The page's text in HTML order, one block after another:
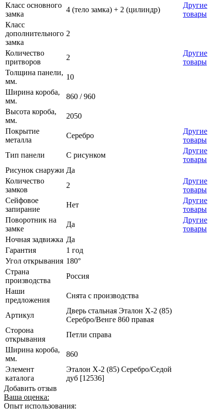
Класс основного
замка
4 (тело замка) + 2 (цилиндр)
Другие
товары
Класс
дополнительного
замка
2
Количество
притворов
2
Другие
товары
Толщина панели,
мм.
10
Ширина короба,
мм.
860 / 960
Высота короба,
мм.
2050
Покрытие
металла
Серебро
Другие
товары
Тип панели
С рисунком
Другие
товары
Рисунок снаружи Да
Количество
замков
2
Другие
товары
Сейфовое
запирание
Нет
Другие
товары
Поворотник на
замке
Да
Другие
товары
Ночная задвижка Да
Гарантия
1 год
Угол открывания 180°
Страна
производства
Россия
Наши
предложения
Снята с производства
Артикул
Дверь стальная Эталон Х-2 (85)
Серебро/Венге 860 правая
Сторона
открывания
Петли справа
Ширина короба,
мм.
860
Элемент
каталога
Эталон Х-2 (85) Серебро/Седой
дуб [12536]
Добавить отзыв
Ваша оценка:
Опыт использования: